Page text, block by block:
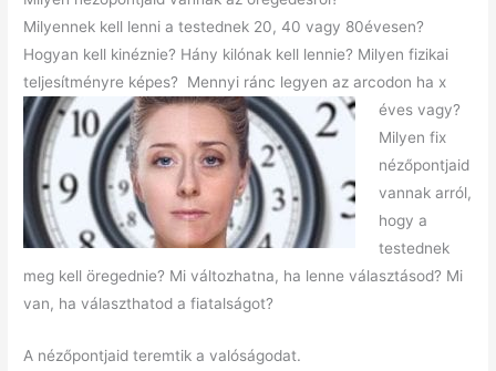
Milyennek kell lenni a testednek 20, 40 vagy 80évesen?
Hogyan kell kinéznie? Hány kilónak kell lennie? Milyen fizikai
teljesítményre képes? Mennyi ránc legyen az arcodon ha x
éves vagy?
Milyen fix
nézőpontjaid
vannak arról,
hogy a
testednek
meg kell öregednie? Mi változhatna, ha lenne választásod? Mi
van, ha választhatod a fiatalságot?
A nézőpontjaid teremtik a valóságodat.